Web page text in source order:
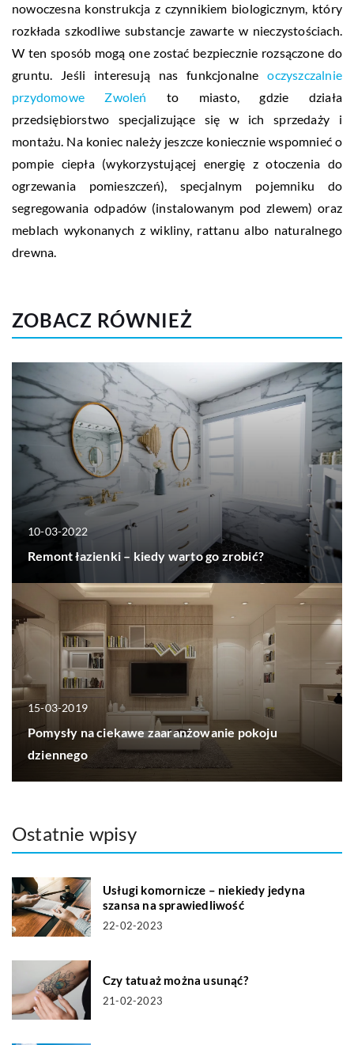
nowoczesna konstrukcja z czynnikiem biologicznym, który
rozkłada szkodliwe substancje zawarte w nieczystościach.
W ten sposób mogą one zostać bezpiecznie rozsączone do
gruntu. Jeśli interesują nas funkcjonalneoczyszczalnie
przydomowe Zwoleń to miasto, gdzie działa
przedsiębiorstwo specjalizujące się w ich sprzedaży i
montażu. Na koniec należy jeszcze koniecznie wspomnieć o
pompie ciepła (wykorzystującej energię z otoczenia do
ogrzewania pomieszczeń), specjalnym pojemniku do
segregowania odpadów (instalowanym pod zlewem) oraz
meblach wykonanych z wikliny, rattanu albo naturalnego
drewna.
ZOBACZ RÓWNIEŻ
10-03-2022
Remont łazienki – kiedy warto go zrobić?
15-03-2019
Pomysły na ciekawe zaaranżowanie pokoju
dziennego
Ostatnie wpisy
Usługi komornicze – niekiedy jedyna
szansa na sprawiedliwość
22-02-2023
Czy tatuaż można usunąć?
21-02-2023